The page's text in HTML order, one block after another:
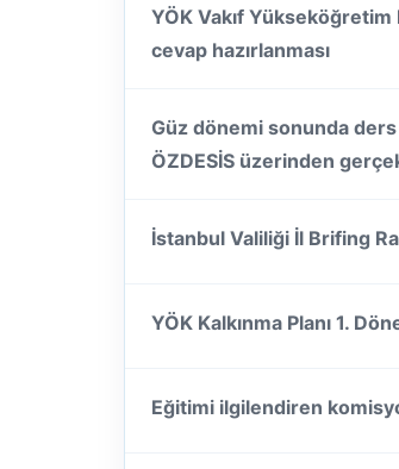
YÖK Vakıf
cevap hazırlanması
Güz dönemi sonunda ders
ÖZDESİS üzerinden
İstanbul Valiliği İl Brifing
YÖK Kalkınma Planı 1.
Eğitimi ilgilendiren